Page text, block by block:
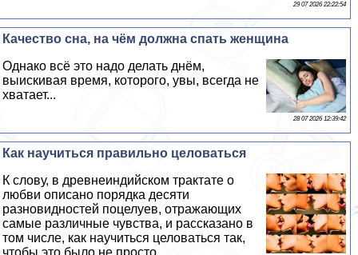
29 07 2026 22:22:54
Качество сна, на чём должна спать женщина
Однако всё это надо делать днём,
выискивая время, которого, увы, всегда не
хватает...
28 07 2026 12:39:42
Как научиться правильно целоваться
К слову, в древнеиндийском тpaктате о
любви описано порядка десяти
разновидностей поцелуев, отражающих
самые различные чувства, и рассказано в
том числе, как научиться целоваться так,